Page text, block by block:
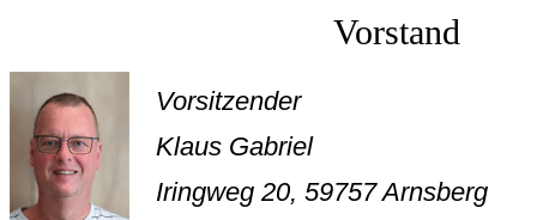
Vorstand
Vorsitzender
Klaus Gabriel
Iringweg 20, 59757 Arnsberg